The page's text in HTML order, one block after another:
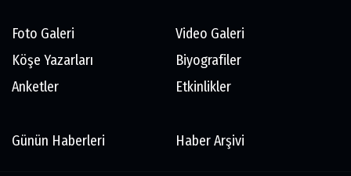
Foto Galeri
Video Galeri
Köşe Yazarları
Biyografiler
Anketler
Etkinlikler
Günün Haberleri Haber Arşivi